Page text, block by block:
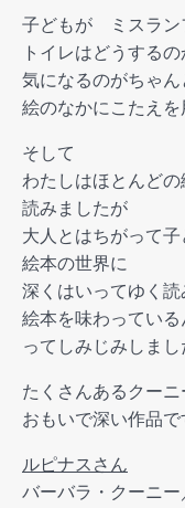
子どもが ミスラン
トイレはどうするの
気になるのがちゃ
絵のなかにこたえ
そして
わたしはほとんど
読みましたが
大人とはちがって子
絵本の世界に
深くはいってゆく読
絵本を味わっている
ってしみじみしまし
たくさんあるクー
おもいで深い作品で
ルピナスさん
バーバラ・クーニー